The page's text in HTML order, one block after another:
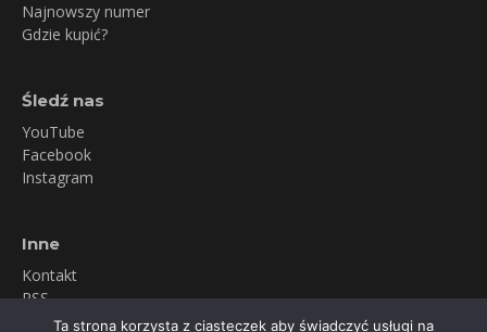
Najnowszy numer
Gdzie kupić?
Śledź nas
YouTube
Facebook
Instagram
Inne
Kontakt
RSS
Newsletter
Ta strona korzysta z ciasteczek aby świadczyć usługi na